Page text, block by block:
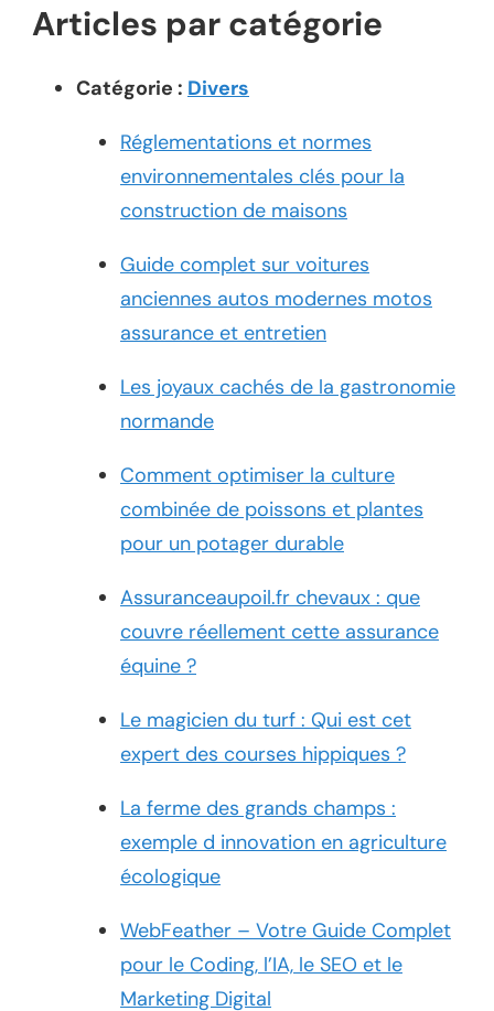
Articles par catégorie
Catégorie : Divers
Réglementations et normes
environnementales clés pour la
construction de maisons
Guide complet sur voitures
anciennes autos modernes motos
assurance et entretien
Les joyaux cachés de la gastronomie
normande
Comment optimiser la culture
combinée de poissons et plantes
pour un potager durable
Assuranceaupoil.fr chevaux : que
couvre réellement cette assurance
équine ?
Le magicien du turf : Qui est cet
expert des courses hippiques ?
La ferme des grands champs :
exemple d innovation en agriculture
écologique
WebFeather – Votre Guide Complet
pour le Coding, l’IA, le SEO et le
Marketing Digital